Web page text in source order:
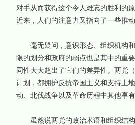
对手从而获得这个令人难忘的胜利的
近来，人们的注意力又指向了一些推
毫无疑问，意识形态、组织机构和
限的划分和政府的弱点也是其中的重
同性大大超出了它们的差异性。两党
计划，都拥护反抗帝国主义和支持土
动、北伐战争以及革命历程中其他享
虽然说两党的政治术语和组织结构